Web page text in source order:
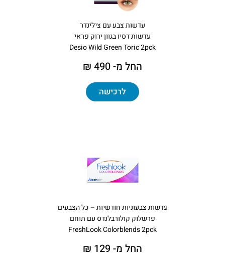
עדשות צבע עם צילינדר
עדשות דסיו בגוון ירוק פראי
Desio Wild Green Toric 2pck
החל מ- 490 ₪
לרכישה
עדשות צבעוניות חודשיות – כל הצבעים
פרשלוק קולורבלנדס עם תוחם
FreshLook Colorblends 2pck
החל מ- 129 ₪